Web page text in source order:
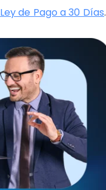
Ley de Pago a 30 Días.